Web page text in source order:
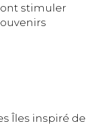
stimuler
Îles inspiré de